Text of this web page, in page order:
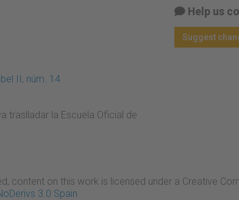
II, núm. 14
traslladar la Escuela Oficial de
Help us
Suggest
content on this work is licensed under a Creative
3.0 Spain